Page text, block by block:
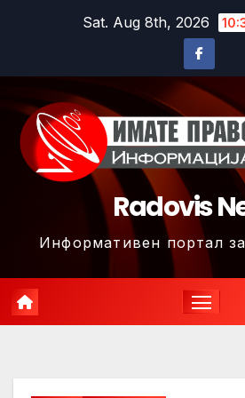
Sat. Aug 8th, 2026
Radovis
Информативен портал